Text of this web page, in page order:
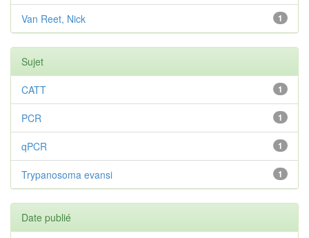
1
Van Reet, Nick
Sujet
1
CATT
1
PCR
1
qPCR
1
Trypanosoma evansi
Date publié